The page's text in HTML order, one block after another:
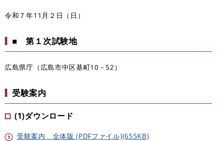
令和７年11月２日（日）
■ 第１次試験地
広島県庁（広島市中区基町10－52）
受験案内
(1)ダウンロード
受験案内 全体版 (PDFファイル)(655KB)